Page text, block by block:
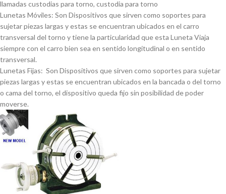
llamadas custodias para torno, custodia para torno
Lunetas Móviles: Son Dispositivos que sirven como soportes para
sujetar piezas largas y estas se encuentran ubicados en el carro
transversal del torno y tiene la particularidad que esta Luneta Viaja
siempre con el carro bien sea en sentido longitudinal o en sentido
transversal.
Lunetas Fijas: Son Dispositivos que sirven como soportes para sujetar
piezas largas y estas se encuentran ubicados en la bancada o del torno
o cama del torno, el dispositivo queda fijo sin posibilidad de poder
moverse.